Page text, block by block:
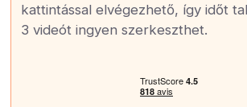
kattintással elvégezhető, így időt
3 videót ingyen szerkeszthet.